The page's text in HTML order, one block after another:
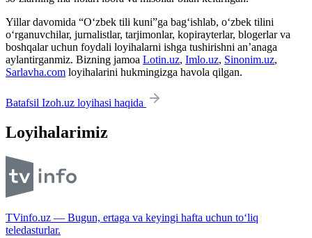
Yillar davomida “O‘zbek tili kuni”ga bag‘ishlab, o‘zbek tilini
o‘rganuvchilar, jurnalistlar, tarjimonlar, kopirayterlar, blogerlar va
boshqalar uchun foydali loyihalarni ishga tushirishni an’anaga
aylantirganmiz. Bizning jamoa Lotin.uz, Imlo.uz, Sinonim.uz,
Sarlavha.com loyihalarini hukmingizga havola qilgan.
Batafsil Izoh.uz loyihasi haqida
Loyihalarimiz
TVinfo.uz — Bugun, ertaga va keyingi hafta uchun to‘liq
teledasturlar.